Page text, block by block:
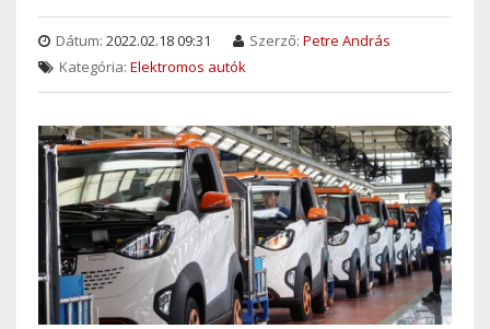
Dátum: 2022.02.18 09:31 Szerző: Petre András
Kategória: Elektromos autók